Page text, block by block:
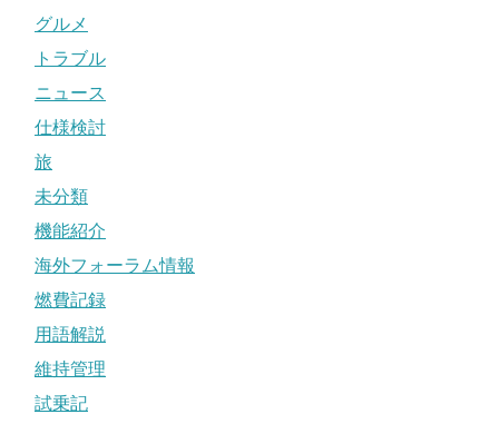
グルメ
トラブル
ニュース
仕様検討
旅
未分類
機能紹介
海外フォーラム情報
燃費記録
用語解説
維持管理
試乗記